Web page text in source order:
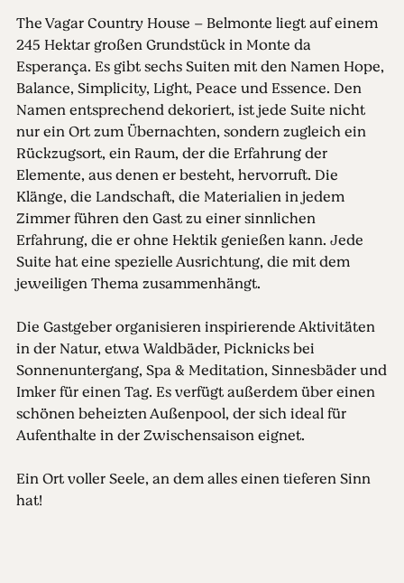
The Vagar Country House – Belmonte liegt auf einem
245 Hektar großen Grundstück in Monte da
Esperança. Es gibt sechs Suiten mit den Namen Hope,
Balance, Simplicity, Light, Peace und Essence. Den
Namen entsprechend dekoriert, ist jede Suite nicht
nur ein Ort zum Übernachten, sondern zugleich ein
Rückzugsort, ein Raum, der die Erfahrung der
Elemente, aus denen er besteht, hervorruft. Die
Klänge, die Landschaft, die Materialien in jedem
Zimmer führen den Gast zu einer sinnlichen
Erfahrung, die er ohne Hektik genießen kann. Jede
Suite hat eine spezielle Ausrichtung, die mit dem
jeweiligen Thema zusammenhängt.
Die Gastgeber organisieren inspirierende Aktivitäten
in der Natur, etwa Waldbäder, Picknicks bei
Sonnenuntergang, Spa & Meditation, Sinnesbäder und
Imker für einen Tag. Es verfügt außerdem über einen
schönen beheizten Außenpool, der sich ideal für
Aufenthalte in der Zwischensaison eignet.
Ein Ort voller Seele, an dem alles einen tieferen Sinn
hat!